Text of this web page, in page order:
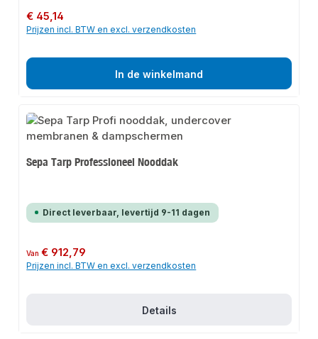
Normale prijs:
€ 45,14
Prijzen incl. BTW en excl. verzendkosten
In de winkelmand
Sepa Tarp Professioneel Nooddak
Direct leverbaar, levertijd 9-11 dagen
Normale prijs:
Van€ 912,79
Prijzen incl. BTW en excl. verzendkosten
Details